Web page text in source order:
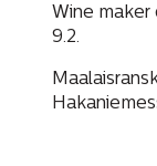
Wine maker
9.2.